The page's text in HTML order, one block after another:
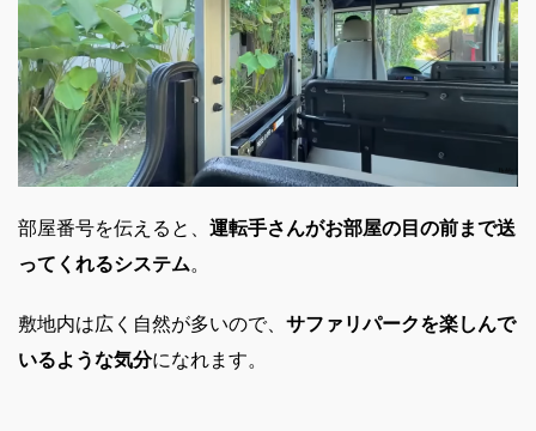
部屋番号を伝えると、 運転手さんがお部屋の目の前まで送
ってくれるシステム。
敷地内は広く自然が多いので、 サファリパークを楽しんで
いるような気分になれます。